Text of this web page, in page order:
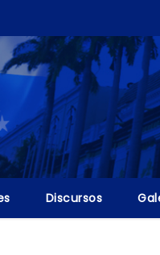
Discursos